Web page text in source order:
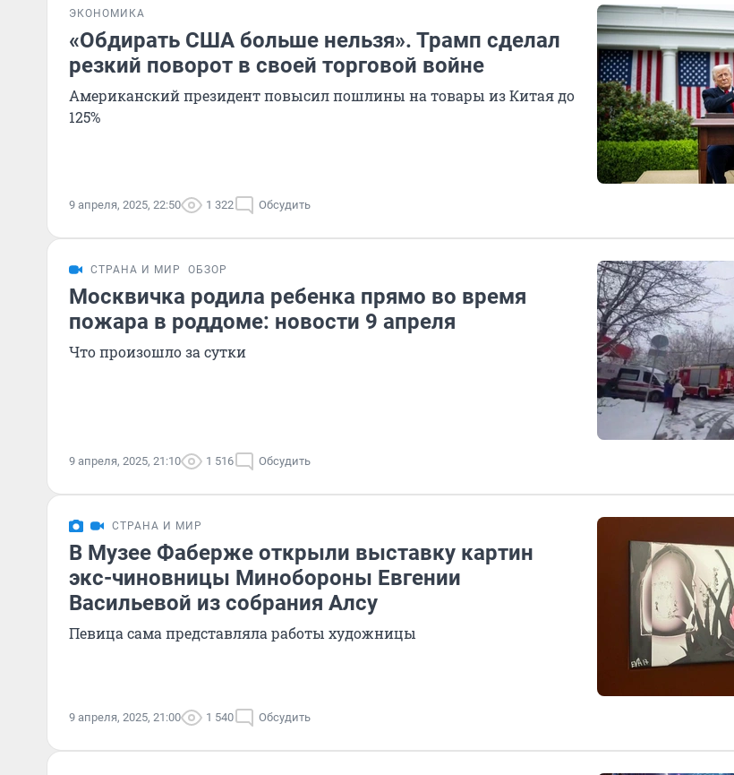
ЭКОНОМИКА
«Обдирать США больше нельзя». Трамп сделал
резкий поворот в своей торговой войне
Американский президент повысил пошлины на товары из Китая до
125%
9 апреля, 2025, 22:50 1 322 Обсудить
СТРАНА И МИР ОБЗОР
Москвичка родила ребенка прямо во время
пожара в роддоме: новости 9 апреля
Что произошло за сутки
9 апреля, 2025, 21:10 1 516 Обсудить
СТРАНА И МИР
В Музее Фаберже открыли выставку картин
экс-чиновницы Минобороны Евгении
Васильевой из собрания Алсу
Певица сама представляла работы художницы
9 апреля, 2025, 21:00 1 540 Обсудить